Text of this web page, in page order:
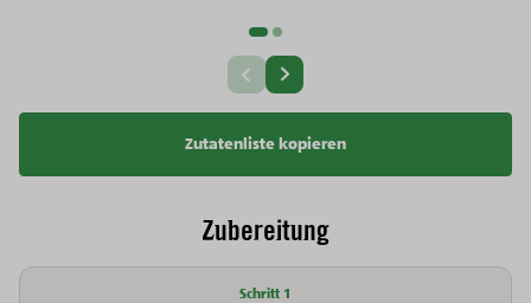
Vorherige Slide
Zutatenliste kopieren
Zubereitung
Schritt 1